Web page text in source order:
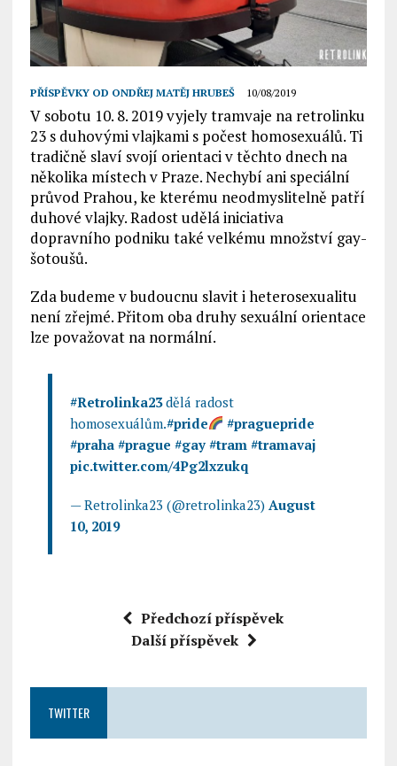
PŘÍSPĚVKY OD ONDŘEJ MATĚJ HRUBEŠ 10/08/2019
V sobotu 10. 8. 2019 vyjely tramvaje na retrolinku
23 s duhovými vlajkami s počest homosexuálů. Ti
tradičně slaví svojí orientaci v těchto dnech na
několika místech v Praze. Nechybí ani speciální
průvod Prahou, ke kterému neodmyslitelně patří
duhové vlajky. Radost udělá iniciativa
dopravního podniku také velkému množství gay-
šotoušů.
Zda budeme v budoucnu slavit i heterosexualitu
není zřejmé. Přitom oba druhy sexuální orientace
lze považovat na normální.
#Retrolinka23dělá radost
homosexuálům.#pride
#praguepride
#praha #prague #gay #tram #tramavaj
pic.twitter.com/4Pg2lxzukq
— Retrolinka23 (@retrolinka23) August
10, 2019
Předchozí příspěvek
Další příspěvek
TWITTER